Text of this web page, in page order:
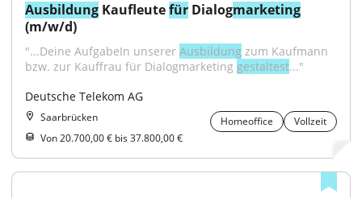
Ausbildung Kaufleute für Dialogmarketing
(m/w/d)
"...Deine AufgabeIn unserer Ausbildung zum Kaufmann
bzw. zur Kauffrau für Dialogmarketing gestaltest..."
Deutsche Telekom AG
Saarbrücken Homeoffice
Vollzeit
Von 20.700,00 € bis 37.800,00 €